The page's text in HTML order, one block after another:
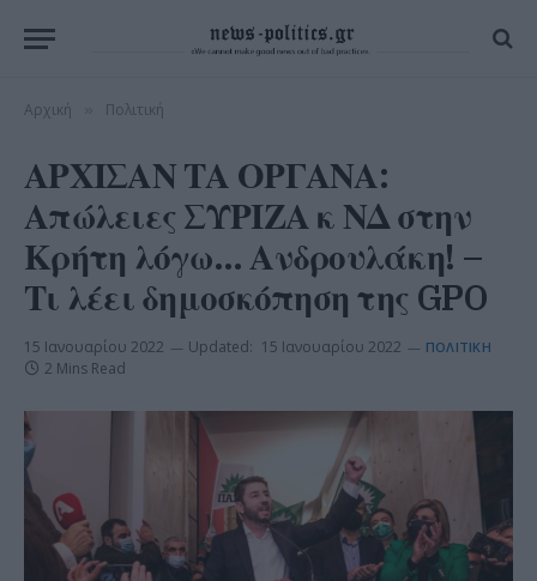
Αρχική Πολιτική
ΑΡΧΙΣΑΝ ΤΑ ΟΡΓΑΝΑ:
Απώλειες ΣΥΡΙΖΑ κ ΝΔ στην
Κρήτη λόγω… Ανδρουλάκη! –
Τι λέει δημοσκόπηση της GPO
15 Ιανουαρίου 2022 Updated: 15 Ιανουαρίου 2022 ΠΟΛΙΤΙΚΉ
2 Mins Read